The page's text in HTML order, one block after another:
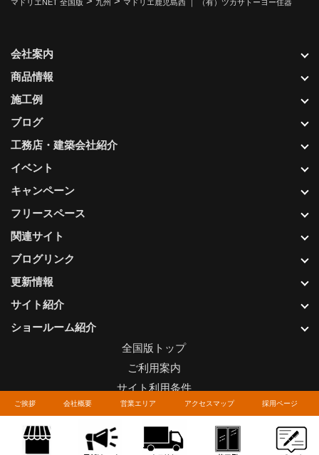
ご挨拶 会社概要 営業エリア アクセスマップ 採用ページ
マドリエNET 全国版 九州 マドリエ鹿児島西 ｜ （有）ツカサトーヨー住器
更新情報
サイト紹介
ショールーム紹介
会社案内
商品情報
施工例
ブログ
工務店・建築会社紹介
イベント
キャンペーン
フリースペース
関連サイト
ブログリンク
全国版トップ
ご利用案内
サイト利用条件
プライバシーポリシー
関連リンク
お問い合わせについて